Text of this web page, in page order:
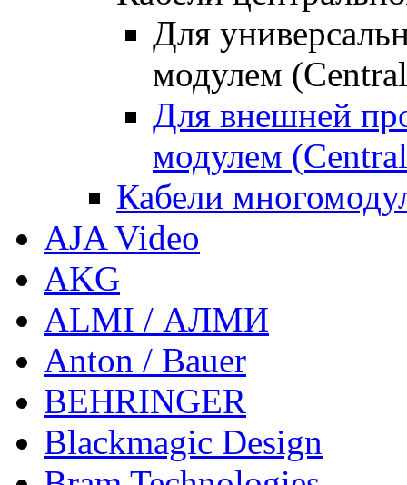
Для
модулем
Для внешней
модулем
Кабели
AJA Video
AKG
ALMI / АЛМИ
Anton / Bauer
BEHRINGER
Blackmagic Design